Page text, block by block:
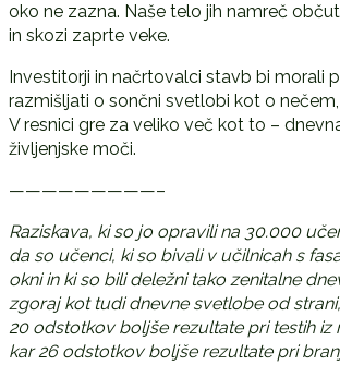
oko ne zazna. Naše telo jih namreč
in skozi zaprte veke.
Investitorji in načrtovalci stavb bi morali
razmišljati o sončni svetlobi kot o
V resnici gre za veliko več kot to –
življenjske moči.
—————————–
Raziskava, ki so jo opravili na 30.000
da so učenci, ki so bivali v učilnicah s
okni in ki so bili deležni tako zenitalne
zgoraj kot tudi dnevne svetlobe od
20 odstotkov boljše rezultate pri testih iz
kar 26 odstotkov boljše rezultate pri